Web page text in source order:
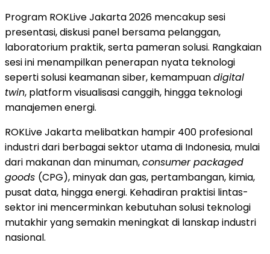
Program ROKLive Jakarta 2026 mencakup sesi
presentasi, diskusi panel bersama pelanggan,
laboratorium praktik, serta pameran solusi. Rangkaian
sesi ini menampilkan penerapan nyata teknologi
seperti solusi keamanan siber, kemampuandigital
twin, platform visualisasi canggih, hingga teknologi
manajemen energi.
ROKLive Jakarta melibatkan hampir 400 profesional
industri dari berbagai sektor utama di Indonesia, mulai
dari makanan dan minuman,consumer packaged
goods (CPG), minyak dan gas, pertambangan, kimia,
pusat data, hingga energi. Kehadiran praktisi lintas-
sektor ini mencerminkan kebutuhan solusi teknologi
mutakhir yang semakin meningkat di lanskap industri
nasional.